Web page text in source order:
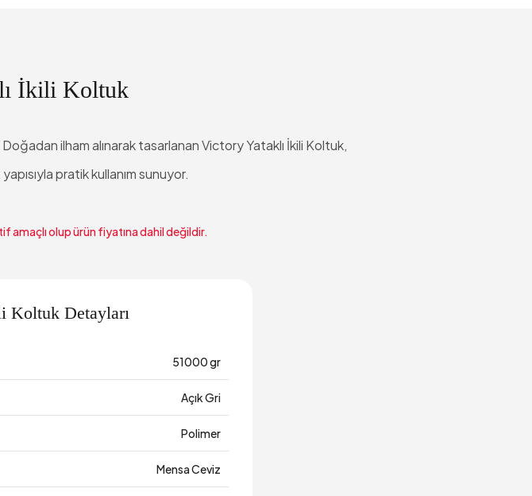
İkili Koltuk
ilham alınarak tasarlanan Victory Yataklı İkili Koltuk,
pratik kullanım sunuyor.
amaçlı olup ürün fiyatına dahil değildir.
Koltuk Detayları
51000 gr
Açık Gri
Polimer
Mensa Ceviz